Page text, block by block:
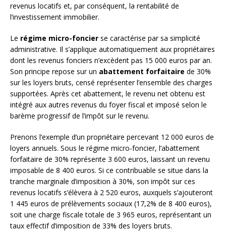
revenus locatifs et, par conséquent, la rentabilité de
l’investissement immobilier.
Le régime micro-foncier se caractérise par sa simplicité
administrative. Il s’applique automatiquement aux propriétaires
dont les revenus fonciers n’excèdent pas 15 000 euros par an.
Son principe repose sur un abattement forfaitaire de 30%
sur les loyers bruts, censé représenter l’ensemble des charges
supportées. Après cet abattement, le revenu net obtenu est
intégré aux autres revenus du foyer fiscal et imposé selon le
barème progressif de l’impôt sur le revenu.
Prenons l’exemple d’un propriétaire percevant 12 000 euros de
loyers annuels. Sous le régime micro-foncier, l’abattement
forfaitaire de 30% représente 3 600 euros, laissant un revenu
imposable de 8 400 euros. Si ce contribuable se situe dans la
tranche marginale d’imposition à 30%, son impôt sur ces
revenus locatifs s’élèvera à 2 520 euros, auxquels s’ajouteront
1 445 euros de prélèvements sociaux (17,2% de 8 400 euros),
soit une charge fiscale totale de 3 965 euros, représentant un
taux effectif d’imposition de 33% des loyers bruts.